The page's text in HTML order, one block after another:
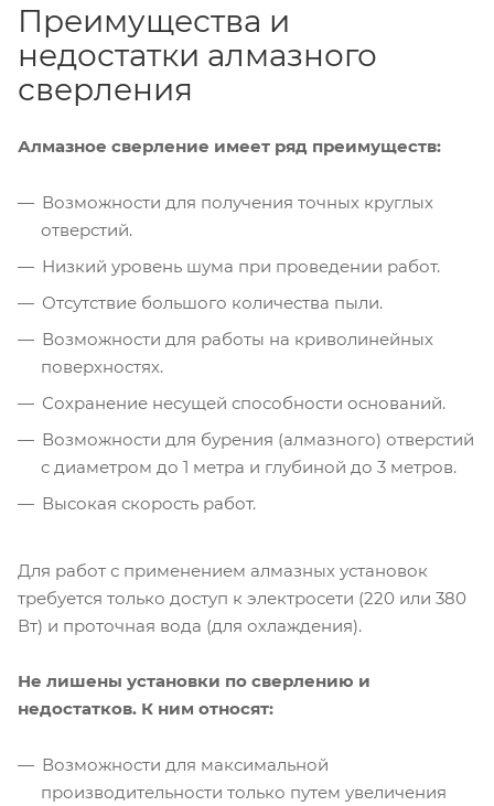
Преимущества и
недостатки алмазного
сверления
Алмазное сверление имеет ряд преимуществ:
Возможности для получения точных круглых
отверстий.
Низкий уровень шума при проведении работ.
Отсутствие большого количества пыли.
Возможности для работы на криволинейных
поверхностях.
Сохранение несущей способности оснований.
Возможности для бурения (алмазного) отверстий
с диаметром до 1 метра и глубиной до 3 метров.
Высокая скорость работ.
Для работ с применением алмазных установок
требуется только доступ к электросети (220 или 380
Вт) и проточная вода (для охлаждения).
Не лишены установки по сверлению и
недостатков. К ним относят:
Возможности для максимальной
производительности только путем увеличения